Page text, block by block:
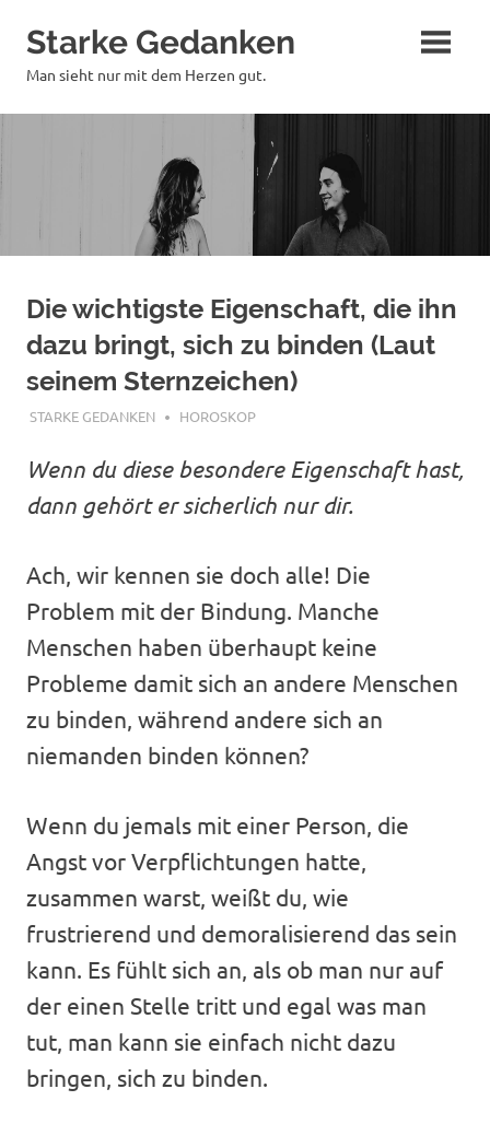
Inhalt
springen
Starke Gedanken
Man sieht nur mit dem Herzen gut.
Die wichtigste Eigenschaft, die ihn
dazu bringt, sich zu binden (Laut
seinem Sternzeichen)
APRIL 28, 2018
STARKE GEDANKEN HOROSKOP
Wenn du diese besondere Eigenschaft hast,
dann gehört er sicherlich nur dir.
Ach, wir kennen sie doch alle! Die
Problem mit der Bindung. Manche
Menschen haben überhaupt keine
Probleme damit sich an andere Menschen
zu binden, während andere sich an
niemanden binden können?
Wenn du jemals mit einer Person, die
Angst vor Verpflichtungen hatte,
zusammen warst, weißt du, wie
frustrierend und demoralisierend das sein
kann. Es fühlt sich an, als ob man nur auf
der einen Stelle tritt und egal was man
tut, man kann sie einfach nicht dazu
bringen, sich zu binden.